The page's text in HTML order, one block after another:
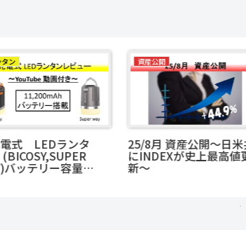
式 LEDランタ
ッテリー容量
<明るくてコ
資産公開
25/8月 資産公開～日米共
にINDEXが史上最高値更
新～